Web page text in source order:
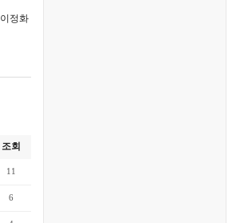
정화
조회
11
6